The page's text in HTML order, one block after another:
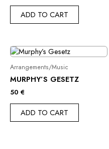
ADD TO CART
Arrangements/Music
MURPHY’S GESETZ
50 €
ADD TO CART